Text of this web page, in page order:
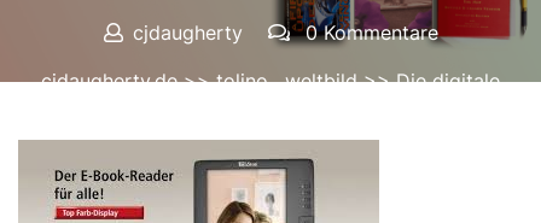
cjdaugherty
0 Kommentare
cjdaugherty.de>>tolino,weltbild>> Die digitale